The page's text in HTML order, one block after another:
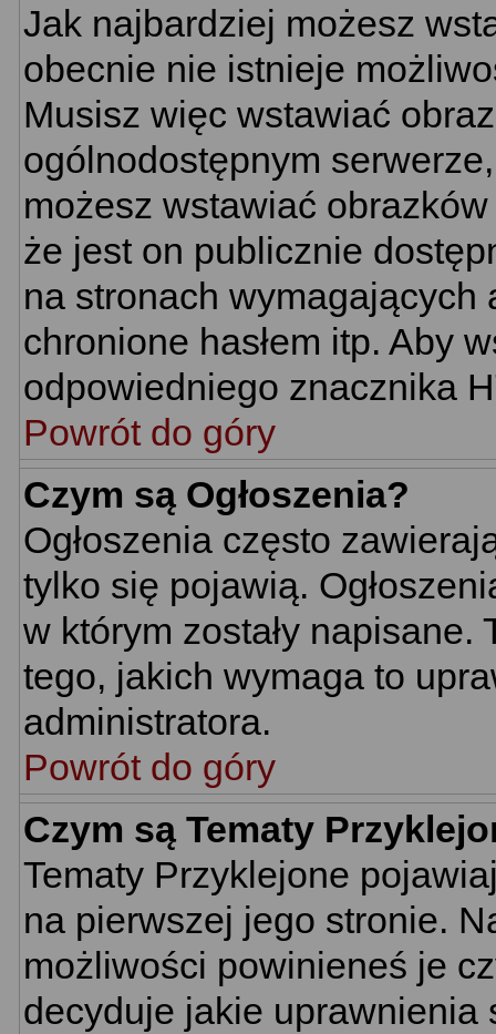
Jak najbardziej możesz
obecnie nie istnieje
Musisz więc wstawiać
ogólnodostępnym
możesz wstawiać
że jest on publicznie
na stronach wymagających
chronione hasłem itp. Aby
odpowiedniego znacznika
Powrót do góry
Czym są Ogłoszenia?
Ogłoszenia często
tylko się pojawią.
w którym zostały napisane.
tego, jakich wymaga to
administratora.
Powrót do góry
Czym są Tematy
Tematy Przyklejone
na pierwszej jego stronie.
możliwości powinieneś je
decyduje jakie uprawnienia